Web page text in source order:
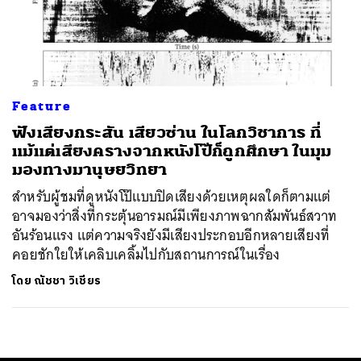
Feature
ฟังเสียงกระสัน เสียวซ่าน ในโลกวิชาการ ที่
แม้แต่เสียงครางจากหนังโป๊ก็ถูกศึกษา ในมุม
มองทางมานุษยวิทยา
สำหรับผู้ชมที่ดูหนังโป๊แบบปิดเสียงด้วยเหตุผลใดก็ตามแต่
อาจมองว่าสิ่งที่กระตุ้นอารมณ์มีเพียงภาพฉากสัมพันธ์สวาท
อันร้อนแรง แต่ความจริงยังมีเสียงประกอบอีกหลายเสียงที่
คอยชักใยให้เคลิบเคลิ้มไปกับสถานการณ์ในเรื่อง
โดย ณัชชา วิเชียร
ค้นหา
SHARE TWEET LINE EMAIL